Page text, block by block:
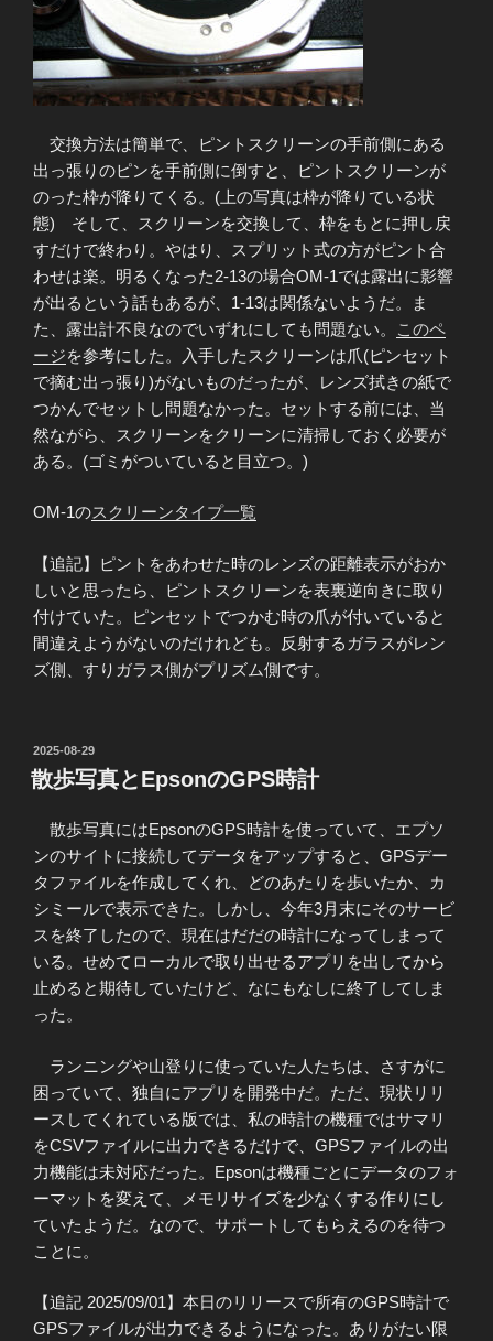
交換方法は簡単で、ピントスクリーンの手前側にある
出っ張りのピンを手前側に倒すと、ピントスクリーンが
のった枠が降りてくる。(上の写真は枠が降りている状
態) そして、スクリーンを交換して、枠をもとに押し戻
すだけで終わり。やはり、スプリット式の方がピント合
わせは楽。明るくなった2-13の場合OM-1では露出に影響
が出るという話もあるが、1-13は関係ないようだ。ま
た、露出計不良なのでいずれにしても問題ない。
このペ
ージを参考にした。入手したスクリーンは爪(ピンセット
で摘む出っ張り)がないものだったが、レンズ拭きの紙で
つかんでセットし問題なかった。セットする前には、当
然ながら、スクリーンをクリーンに清掃しておく必要が
ある。(ゴミがついていると目立つ。)
OM-1のスクリーンタイプ一覧
【追記】ピントをあわせた時のレンズの距離表示がおか
しいと思ったら、ピントスクリーンを表裏逆向きに取り
付けていた。ピンセットでつかむ時の爪が付いていると
間違えようがないのだけれども。反射するガラスがレン
ズ側、すりガラス側がプリズム側です。
投
稿
日:
2025-08-29
散歩写真とEpsonのGPS時計
散歩写真にはEpsonのGPS時計を使っていて、エプソ
ンのサイトに接続してデータをアップすると、GPSデー
タファイルを作成してくれ、どのあたりを歩いたか、カ
シミールで表示できた。しかし、今年3月末にそのサービ
スを終了したので、現在はだだの時計になってしまって
いる。せめてローカルで取り出せるアプリを出してから
止めると期待していたけど、なにもなしに終了してしま
った。
ランニングや山登りに使っていた人たちは、さすがに
困っていて、独自にアプリを開発中だ。ただ、現状リリ
ースしてくれている版では、私の時計の機種ではサマリ
をCSVファイルに出力できるだけで、GPSファイルの出
力機能は未対応だった。Epsonは機種ごとにデータのフォ
ーマットを変えて、メモリサイズを少なくする作りにし
ていたようだ。なので、サポートしてもらえるのを待つ
ことに。
【追記 2025/09/01】本日のリリースで所有のGPS時計で
GPSファイルが出力できるようになった。ありがたい限